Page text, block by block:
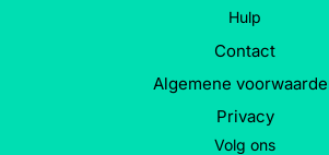
Hulp
Contact
Algemene
Privacy
Volg ons